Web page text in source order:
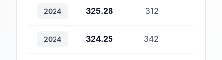
2024 325.28 312
2024 324.25 342